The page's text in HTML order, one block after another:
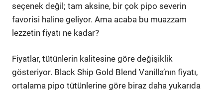
seçenek değil; tam aksine, bir çok pipo severin
favorisi haline geliyor. Ama acaba bu muazzam
lezzetin fiyatı ne kadar?
Fiyatlar, tütünlerin kalitesine göre değişiklik
gösteriyor. Black Ship Gold Blend Vanilla’nın fiyatı,
ortalama pipo tütünlerine göre biraz daha yukarıda